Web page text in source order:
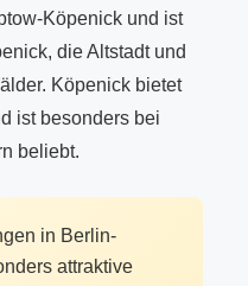
Köpenick und ist
die Altstadt und
Köpenick bietet
ist besonders bei
beliebt.
in Berlin-
attraktive